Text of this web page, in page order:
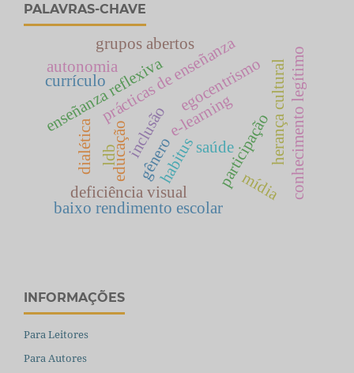
PALAVRAS-CHAVE
educação
deficiência visual
inclusãoe-learning
prácticas de enseñanza
enseñanza reflexiva
habitus herança culturalconhecimento legítimo
baixo rendimento escolar
saúdeparticipação
grupos abertos
dialética
egocentrismo
autonomia
currículo
ldb gênero
mídia
INFORMAÇÕES
Para Leitores
Para Autores